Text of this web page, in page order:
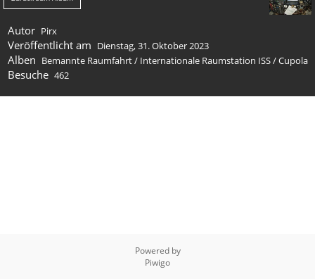
Autor Pirx
Veröffentlicht am Dienstag, 31. Oktober 2023
Alben Bemannte Raumfahrt/ Internation­ale Raumstation ISS/Cupola
Besuche 462
Powered by
Piwigo